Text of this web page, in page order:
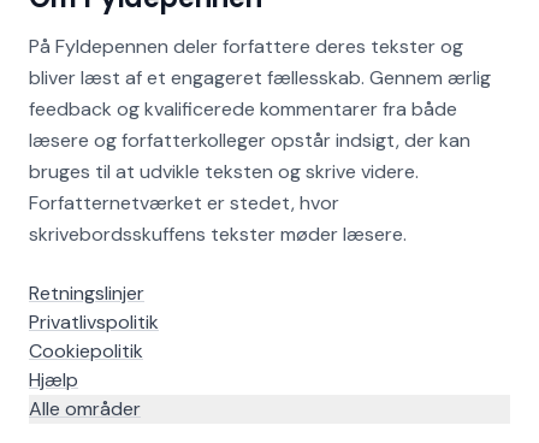
På Fyldepennen deler forfattere deres tekster og
bliver læst af et engageret fællesskab. Gennem ærlig
feedback og kvalificerede kommentarer fra både
læsere og forfatterkolleger opstår indsigt, der kan
bruges til at udvikle teksten og skrive videre.
Forfatternetværket er stedet, hvor
skrivebordsskuffens tekster møder læsere.
Retningslinjer
Privatlivspolitik
Cookiepolitik
Hjælp
Alle områder